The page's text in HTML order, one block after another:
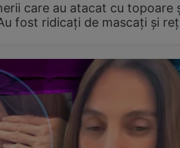
care au atacat cu topoare
fost ridicați de mascați și